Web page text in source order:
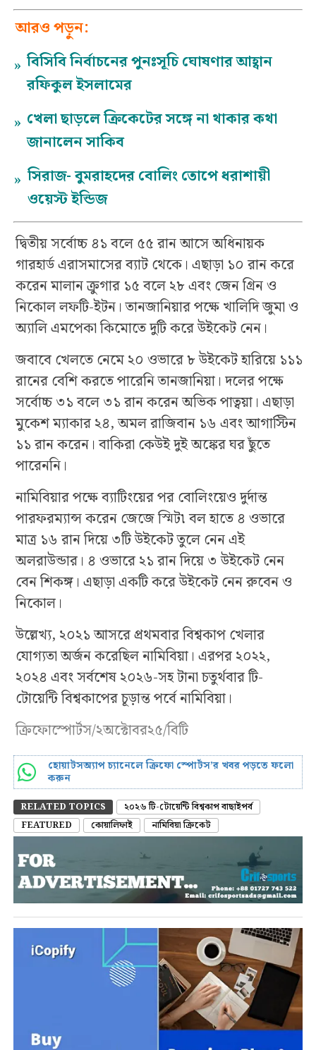
আরও পড়ুন:
» বিসিবি নির্বাচনের পুনঃসূচি ঘোষণার আহ্বান
রফিকুল ইসলামের
» খেলা ছাড়লে ক্রিকেটের সঙ্গে না থাকার কথা
জানালেন সাকিব
» সিরাজ- বুমরাহদের বোলিং তোপে ধরাশায়ী
ওয়েস্ট ইন্ডিজ
দ্বিতীয় সর্বোচ্চ ৪১ বলে ৫৫ রান আসে অধিনায়ক
গারহার্ড এরাসমাসের ব্যাট থেকে। এছাড়া ১০ রান করে
করেন মালান ক্রুগার ১৫ বলে ২৮ এবং জেন গ্রিন ও
নিকোল লফটি-ইটন। তানজানিয়ার পক্ষে খালিদি জুমা ও
অ্যালি এমপেকা কিমোতে দুটি করে উইকেট নেন।
জবাবে খেলতে নেমে ২০ ওভারে ৮ উইকেট হারিয়ে ১১১
রানের বেশি করতে পারেনি তানজানিয়া। দলের পক্ষে
সর্বোচ্চ ৩১ বলে ৩১ রান করেন অভিক পাত্বয়া। এছাড়া
মুকেশ ম্যাকার ২৪, অমল রাজিবান ১৬ এবং আগাস্টিন
১১ রান করেন। বাকিরা কেউই দুই অঙ্কের ঘর ছুঁতে
পারেননি।
নামিবিয়ার পক্ষে ব্যাটিংয়ের পর বোলিংয়েও দুর্দান্ত
পারফরম্যান্স করেন জেজে স্মিট৷ বল হাতে ৪ ওভারে
মাত্র ১৬ রান দিয়ে ৩টি উইকেট তুলে নেন এই
অলরাউন্ডার। ৪ ওভারে ২১ রান দিয়ে ৩ উইকেট নেন
বেন শিকঙ্গ। এছাড়া একটি করে উইকেট নেন রুবেন ও
নিকোল।
উল্লেখ্য, ২০২১ আসরে প্রথমবার বিশ্বকাপ খেলার
যোগ্যতা অর্জন করেছিল নামিবিয়া। এরপর ২০২২,
২০২৪ এবং সর্বশেষ ২০২৬-সহ টানা চতুর্থবার টি-
টোয়েন্টি বিশ্বকাপের চূড়ান্ত পর্বে নামিবিয়া।
ক্রিফোস্পোর্টস/২অক্টোবর২৫/বিটি
হোয়াটসঅ্যাপ চ্যানেলে ক্রিফো স্পোর্টস’র খবর পড়তে ফলো
করুন
RELATED TOPICS
২০২৬ টি-টোয়েন্টি বিশ্বকাপ বাছাইপর্ব
FEATURED
কোয়ালিফাই নামিবিয়া ক্রিকেট